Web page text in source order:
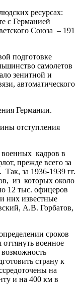
ресурсах:
с Германией
Союза – 191
подготовке
самолетов
зенитной и
автоматического
Германии.
отступления
кадров в
прежде всего за
Так, за 1936-1939 гг.
из которых около
12 тыс. офицеров
них известные
А.В. Горбатов,
сроков
военное
страну к
на
и на 400 км в